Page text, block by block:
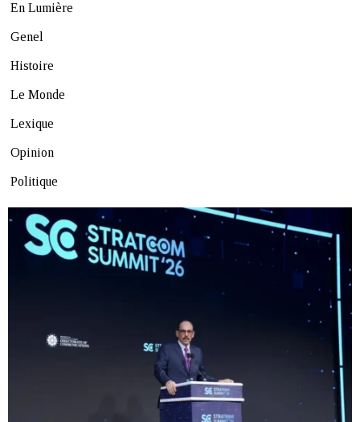
En Lumière
Genel
Histoire
Le Monde
Lexique
Opinion
Politique